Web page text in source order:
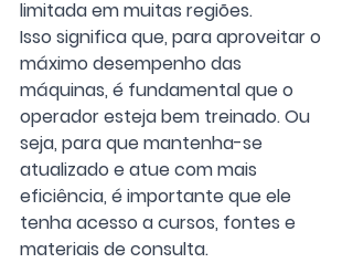
limitada em muitas regiões.
Isso significa que, para aproveitar o
máximo desempenho das
máquinas, é fundamental que o
operador esteja bem treinado. Ou
seja, para que mantenha-se
atualizado e atue com mais
eficiência, é importante que ele
tenha acesso a cursos, fontes e
materiais de consulta.